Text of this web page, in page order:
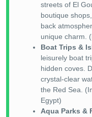
streets of El
boutique
back
unique charm.
Boat Trips &
leisurely boat
hidden coves.
crystal-clear
the Red Sea.
Egypt)
Aqua Parks &